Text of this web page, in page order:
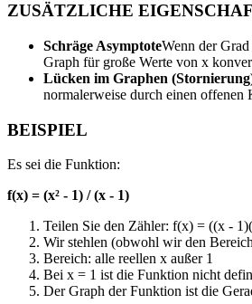
ZUSÄTZLICHE
Schräge AsymptoteWenn der
Graph für große Werte von x
Lücken im Graphen
normalerweise durch einen offenen
BEISPIEL
Es sei die Funktion:
f(x) = (x² - 1) / (x - 1)
Teilen Sie den Zähler: f(x) = ((x -
Wir stehlen (obwohl wir den
Bereich: alle reellen x außer 1
Bei x = 1 ist die Funktion nicht
Der Graph der Funktion ist die